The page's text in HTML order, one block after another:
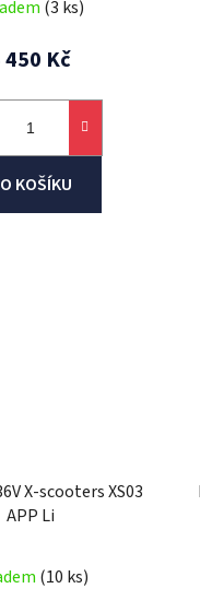
(3 ks)
450 Kč
KOŠÍKU
X-scooters XS03
APP Li
(10 ks)